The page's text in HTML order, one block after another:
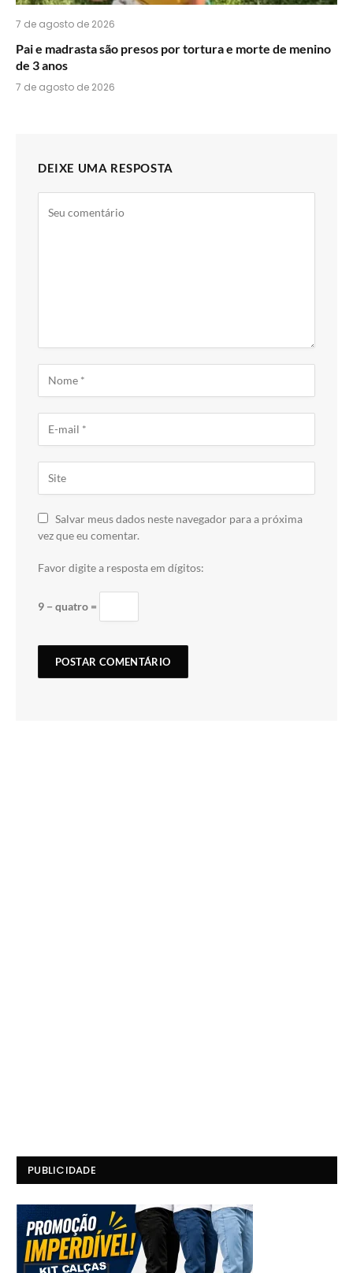
7 de agosto de 2026
Pai e madrasta são presos por tortura e morte de menino
de 3 anos
7 de agosto de 2026
DEIXE UMA RESPOSTA
Salvar meus dados neste navegador para a próxima
vez que eu comentar.
Favor digite a resposta em dígitos:
9 − quatro =
PUBLICIDADE